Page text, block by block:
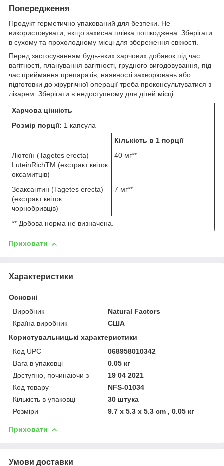
Попередження
Продукт герметично упакований для безпеки. Не
використовувати, якщо захисна плівка пошкоджена. Зберігати
в сухому та прохолодному місці для збереження свіжості.
Перед застосуванням будь-яких харчових добавок під час
вагітності, планування вагітності, грудного вигодовування, під
час приймання препаратів, наявності захворювань або
підготовки до хірургічної операції треба проконсультуватися з
лікарем. Зберігати в недоступному для дітей місці.
Харчова цінність
Розмір порції: 1 капсула
Кількість в 1 порції
Лютеїн (Tagetes erecta)
LuteinRichTM (екстракт квіток
оксамитців)
40 мг**
Зеаксантин (Tagetes erecta)
(екстракт квіток
чорнобривців)
7 мг**
** Добова норма не визначена.
Приховати
Характеристики
Основні
Виробник
Natural Factors
Країна виробник
США
Користувальницькі характеристики
Код UPC
068958010342
Вага в упаковці
0.05 кг
Доступно, починаючи з
19 04 2021
Код товару
NFS-01034
Кількість в упаковці
30 штука
Розміри
9.7 x 5.3 x 5.3 cm , 0.05 кг
Приховати
Умови доставки